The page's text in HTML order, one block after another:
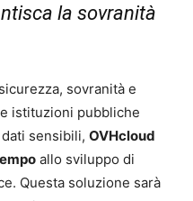
la sovranità
sovranità e
istituzioni pubbliche
sensibili, OVHcloud
allo sviluppo di
Questa soluzione sarà